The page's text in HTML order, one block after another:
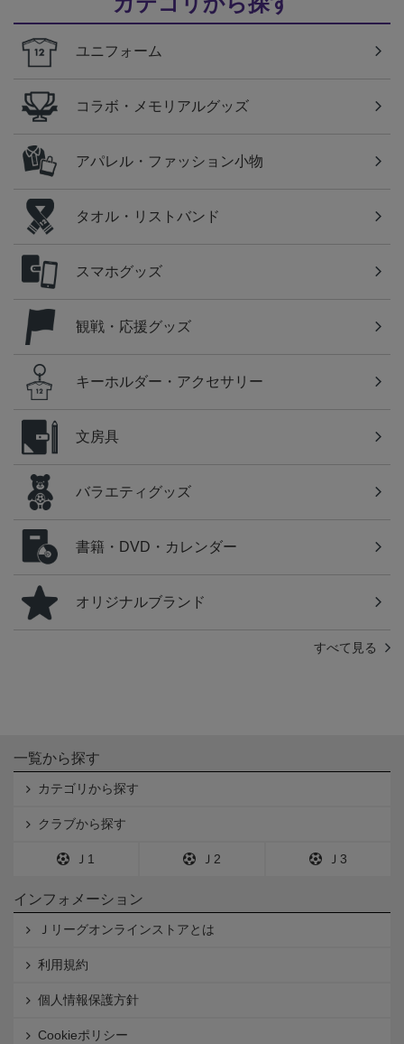
ユニフォーム
コラボ・メモリアルグッズ
アパレル・ファッション小物
タオル・リストバンド
スマホグッズ
観戦・応援グッズ
キーホルダー・アクセサリー
文房具
バラエティグッズ
書籍・DVD・カレンダー
オリジナルブランド
すべて見る
一覧から探す
カテゴリから探す
クラブから探す
Ｊ1 Ｊ2 Ｊ3
インフォメーション
Ｊリーグオンラインストアとは
利用規約
個人情報保護方針
Cookieポリシー